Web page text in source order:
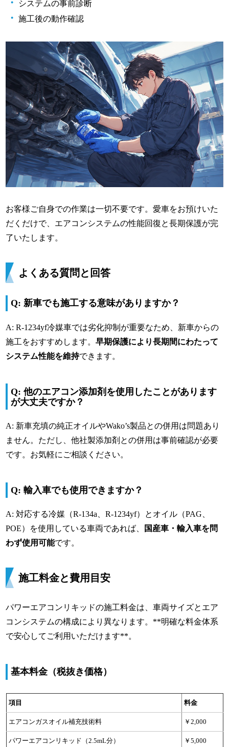
システムの事前診断
施工後の動作確認
お客様ご自身での作業は一切不要です。愛車をお預けいた
だくだけで、エアコンシステムの性能回復と長期保護が完
了いたします。
よくある質問と回答
Q: 新車でも施工する意味がありますか？
A: R-1234yf冷媒車では劣化抑制が重要なため、新車からの
施工をおすすめします。早期保護により長期間にわたって
システム性能を維持できます。
Q: 他のエアコン添加剤を使用したことがあります
が大丈夫ですか？
A: 新車充填の純正オイルやWako’s製品との併用は問題あり
ません。ただし、他社製添加剤との併用は事前確認が必要
です。お気軽にご相談ください。
Q: 輸入車でも使用できますか？
A: 対応する冷媒（R-134a、R-1234yf）とオイル（PAG、
POE）を使用している車両であれば、
国産車・輸入車を問
わず使用可能です。
施工料金と費用目安
パワーエアコンリキッドの施工料金は、車両サイズとエア
コンシステムの構成により異なります。**明確な料金体系
で安心してご利用いただけます**。
基本料金（税抜き価格）
項目 料金
エアコンガスオイル補充技術料 ￥2,000
パワーエアコンリキッド（2.5mL分） ￥5,000